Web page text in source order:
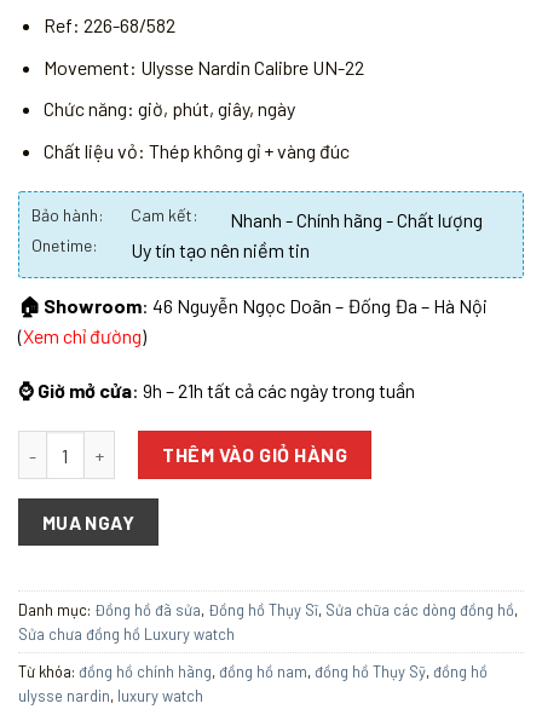
Ref: 226-68/582
Movement: Ulysse Nardin Calibre UN-22
Chức năng: giờ, phút, giây, ngày
Chất liệu vỏ: Thép không gỉ + vàng đúc
Bảo hành: Cam kết: Nhanh - Chính hãng - Chất lượng
Onetime: Uy tín tạo nên niềm tin
🏠 Showroom: 46 Nguyễn Ngọc Doãn – Đống Đa – Hà Nội
(Xem chỉ đường)
⌚ Giờ mở cửa: 9h – 21h tất cả các ngày trong tuần
THÊM VÀO GIỎ HÀNG
MUA NGAY
Danh mục: Đồng hồ đã sửa, Đồng hồ Thụy Sĩ, Sửa chữa các dòng đồng hồ,
Sửa chưa đồng hồ Luxury watch
Từ khóa: đồng hồ chính hãng,đồng hồ nam,đồng hồ Thụy Sỹ,đồng hồ
ulysse nardin, luxury watch